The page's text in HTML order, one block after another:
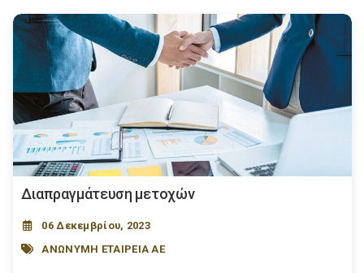
Διαπραγμάτευση μετοχών
06 Δεκεμβρίου, 2023
ΑΝΩΝΥΜΗ ΕΤΑΙΡΕΙΑ ΑΕ